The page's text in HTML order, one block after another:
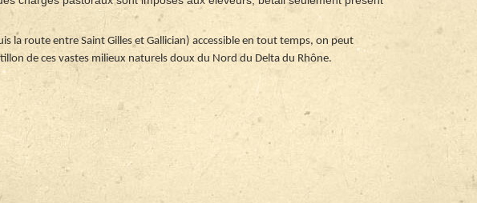
la route entre Saint Gilles et Gallician) accessible en tout temps, on peut
de ces vastes milieux naturels doux du Nord du Delta du Rhône.